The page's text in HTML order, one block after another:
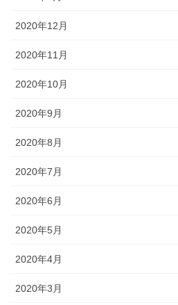
2020年12月
2020年11月
2020年10月
2020年9月
2020年8月
2020年7月
2020年6月
2020年5月
2020年4月
2020年3月